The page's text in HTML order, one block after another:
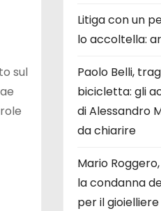
sul
Litiga con un
lo accoltella:
Paolo Belli,
bicicletta: gli
di Alessandro
da chiarire
Mario
la condanna
per il